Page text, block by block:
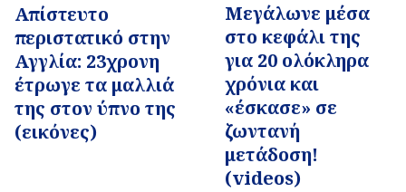
Απίστευτο
περιστατικό στην
Αγγλία: 23χρονη
έτρωγε τα μαλλιά
της στον ύπνο της
(εικόνες)
Μεγάλωνε μέσα
στο κεφάλι της
για 20 ολόκληρα
χρόνια και
«έσκασε» σε
ζωντανή
μετάδοση!
(videos)